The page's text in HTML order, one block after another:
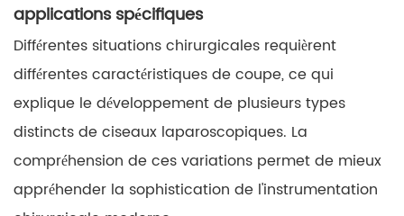
applications spécifiques
Différentes situations chirurgicales requièrent
différentes caractéristiques de coupe, ce qui
explique le développement de plusieurs types
distincts de ciseaux laparoscopiques. La
compréhension de ces variations permet de mieux
appréhender la sophistication de l'instrumentation